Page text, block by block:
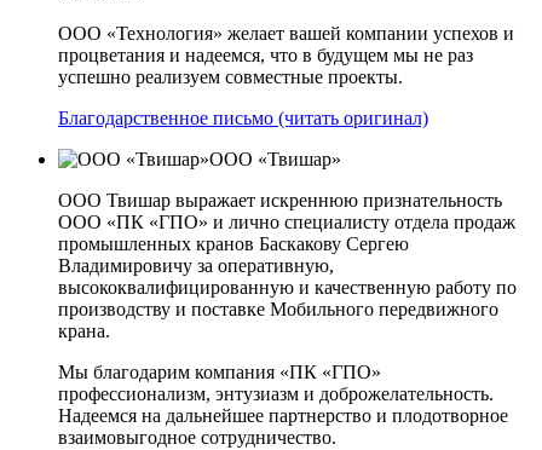
ООО «Технология» желает вашей компании успехов и
процветания и надеемся, что в будущем мы не раз
успешно реализуем совместные проекты.
Благодарственное письмо (читать оригинал)
ООО «Твишар»
ООО Твишар выражает искреннюю признательность
ООО «ПК «ГПО» и лично специалисту отдела продаж
промышленных кранов Баскакову Сергею
Владимировичу за оперативную,
высококвалифицированную и качественную работу по
производству и поставке Мобильного передвижного
крана.
Мы благодарим компания «ПК «ГПО»
профессионализм, энтузиазм и доброжелательность.
Надеемся на дальнейшее партнерство и плодотворное
взаимовыгодное сотрудничество.